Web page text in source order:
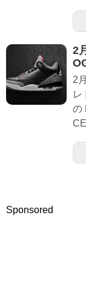
2
2
レ
の
Sponsored